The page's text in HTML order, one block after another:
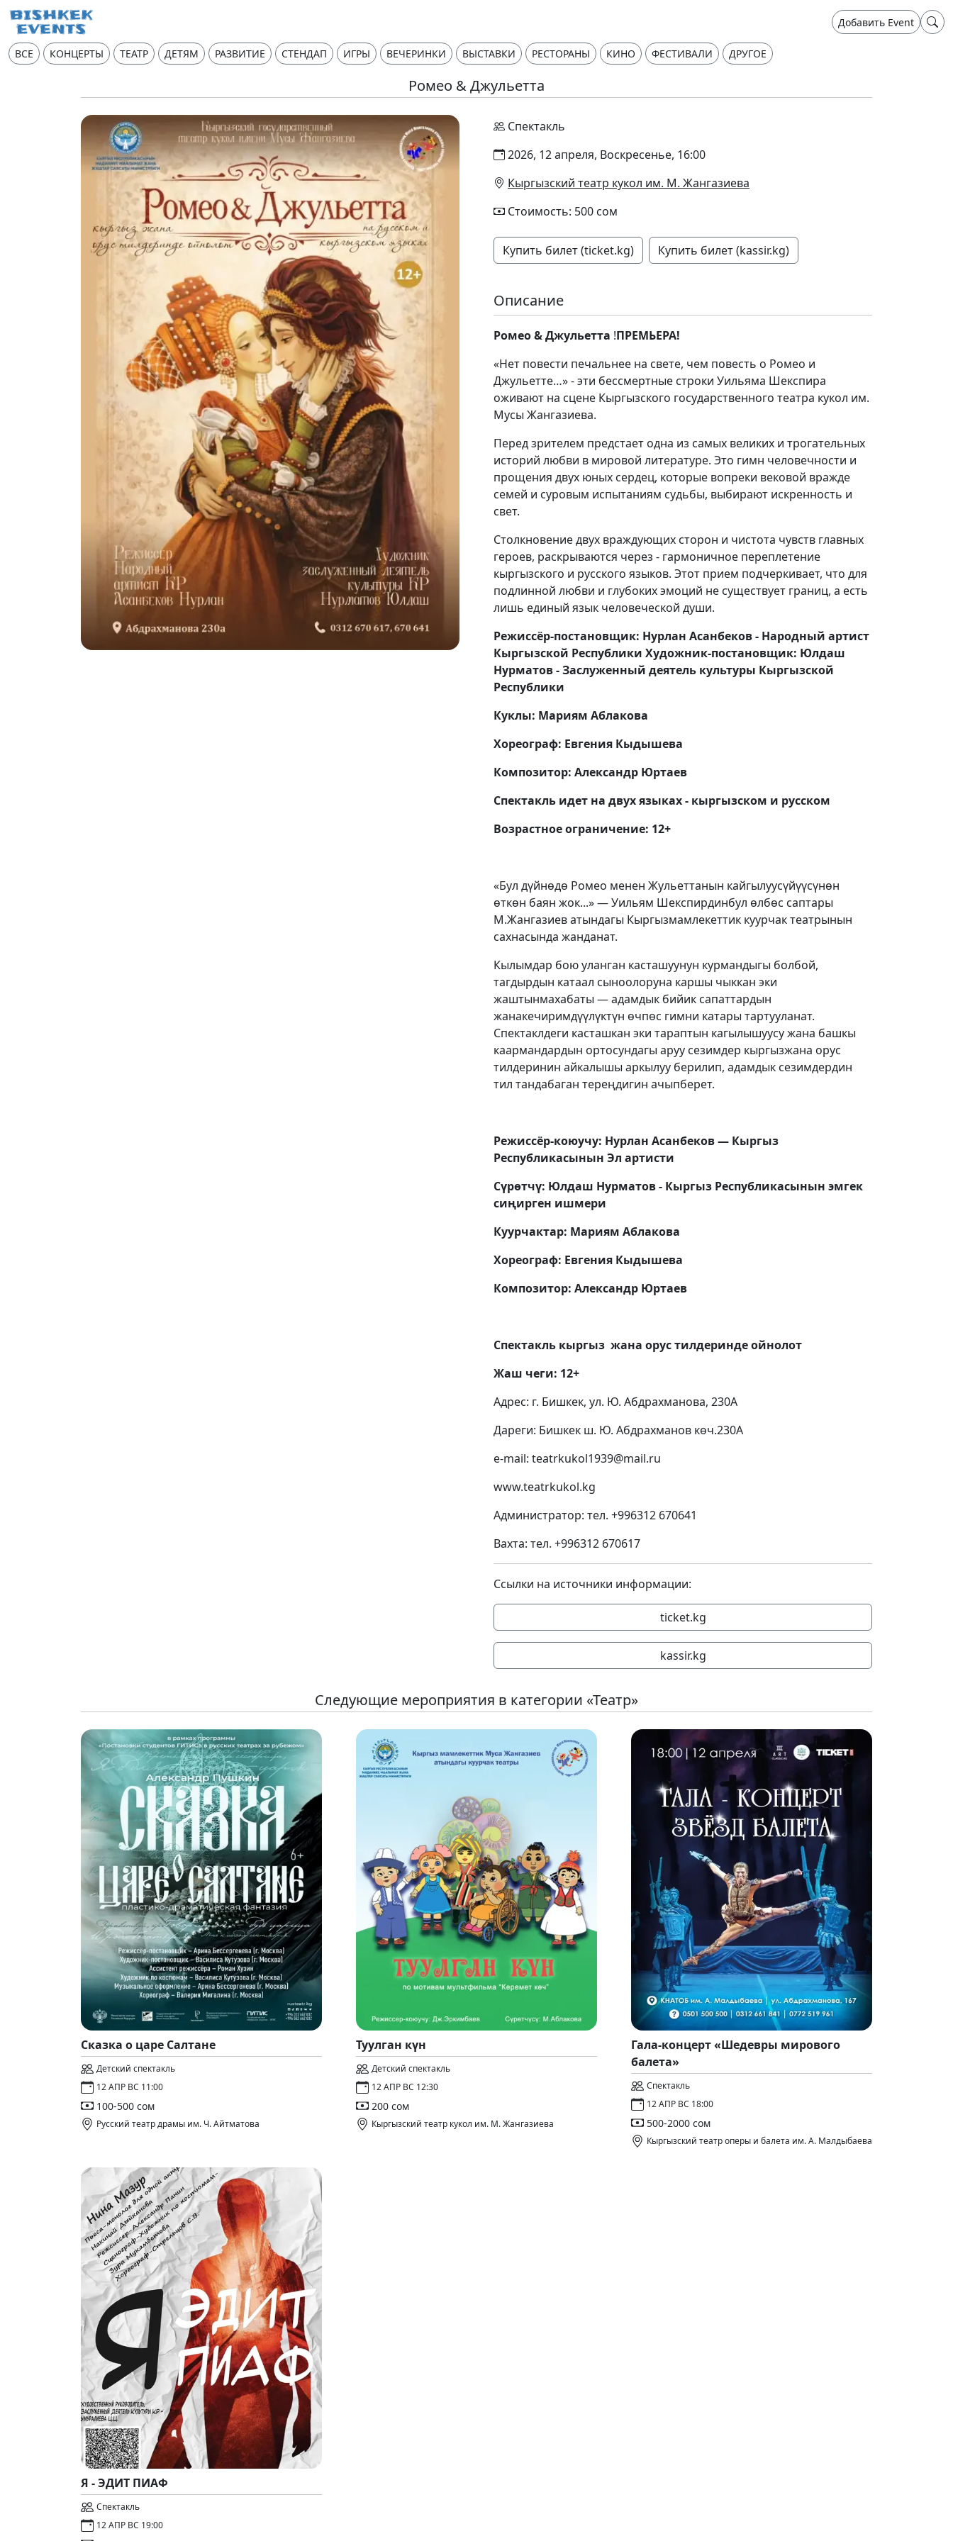
Добавить Event
ВСЕ КОНЦЕРТЫ ТЕАТР ДЕТЯМ РАЗВИТИЕ СТЕНДАП ИГРЫ ВЕЧЕРИНКИ ВЫСТАВКИ РЕСТОРАНЫ КИНО ФЕСТИВАЛИ ДРУГОЕ
Ромео & Джульетта
Спектакль
2026, 12 апреля, Воскресенье, 16:00
Кыргызский театр кукол им. М. Жангазиева
Стоимость: 500 сом
Купить билет (ticket.kg) Купить билет (kassir.kg)
Описание
Ромео & Джульетта !ПРЕМЬЕРА!
«Нет повести печальнее на свете, чем повесть о Ромео и
Джульетте…» - эти бессмертные строки Уильяма Шекспира
оживают на сцене Кыргызского государственного театра кукол им.
Мусы Жангазиева.
Перед зрителем предстает одна из самых великих и трогательных
историй любви в мировой литературе. Это гимн человечности и
прощения двух юных сердец, которые вопреки вековой вражде
семей и суровым испытаниям судьбы, выбирают искренность и
свет.
Столкновение двух враждующих сторон и чистота чувств главных
героев, раскрываются через - гармоничное переплетение
кыргызского и русского языков. Этот прием подчеркивает, что для
подлинной любви и глубоких эмоций не существует границ, а есть
лишь единый язык человеческой души.
Режиссёр-постановщик: Нурлан Асанбеков - Народный артист
Кыргызской Республики Художник-постановщик: Юлдаш
Нурматов - Заслуженный деятель культуры Кыргызской
Республики
Куклы: Мариям Аблакова
Хореограф: Евгения Кыдышева
Композитор: Александр Юртаев
Спектакль идет на двух языках - кыргызском и русском
Возрастное ограничение: 12+
«Бул дүйнөдө Ромео менен Жульеттанын кайгылуусүйүүсүнөн
өткөн баян жок...» — Уильям Шекспирдинбул өлбөс саптары
М.Жангазиев атындагы Кыргызмамлекеттик куурчак театрынын
сахнасында жанданат.
Кылымдар бою уланган касташуунун курмандыгы болбой,
тагдырдын катаал сыноолоруна каршы чыккан эки
жаштынмахабаты — адамдык бийик сапаттардын
жанакечиримдүүлүктүн өчпөс гимни катары тартууланат.
Спектаклдеги касташкан эки тараптын кагылышуусу жана башкы
каармандардын ортосундагы аруу сезимдер кыргызжана орус
тилдеринин айкалышы аркылуу берилип, адамдык сезимдердин
тил тандабаган тереңдигин ачыпберет.
Режиссёр-коюучу: Нурлан Асанбеков — Кыргыз
Республикасынын Эл артисти
Сүрөтчү: Юлдаш Нурматов - Кыргыз Республикасынын эмгек
сиңирген ишмери
Куурчактар: Мариям Аблакова
Хореограф: Евгения Кыдышева
Композитор: Александр Юртаев
Спектакль кыргыз жана орус тилдеринде ойнолот
Жаш чеги: 12+
Адрес: г. Бишкек, ул. Ю. Абдрахманова, 230А
Дареги: Бишкек ш. Ю. Абдрахманов көч.230А
e-mail: teatrkukol1939@mail.ru
www.teatrkukol.kg
Администратор: тел. +996312 670641
Вахта: тел. +996312 670617
Ссылки на источники информации:
ticket.kg
kassir.kg
Следующие мероприятия в категории «Театр»
Сказка о царе Салтане
Детский спектакль
12 АПР ВС 11:00
100-500 сом
Русский театр драмы им. Ч. Айтматова
Туулган күн
Детский спектакль
12 АПР ВС 12:30
200 сом
Кыргызский театр кукол им. М. Жангазиева
Гала-концерт «Шедевры мирового
балета»
Спектакль
12 АПР ВС 18:00
500-2000 сом
Кыргызский театр оперы и балета им. А. Малдыбаева
Я - ЭДИТ ПИАФ
Спектакль
12 АПР ВС 19:00